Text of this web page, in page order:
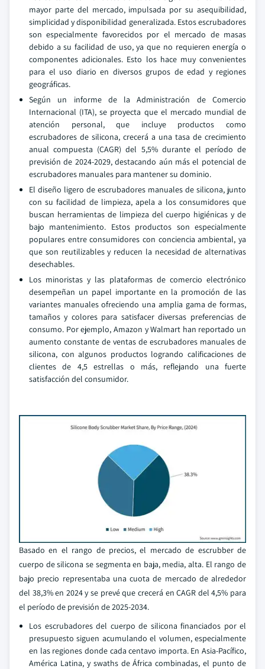
mayor parte del mercado, impulsada por su asequibilidad,
simplicidad y disponibilidad generalizada. Estos escrubadores
son especialmente favorecidos por el mercado de masas
debido a su facilidad de uso, ya que no requieren energía o
componentes adicionales. Esto los hace muy convenientes
para el uso diario en diversos grupos de edad y regiones
geográficas.
Según un informe de la Administración de Comercio
Internacional (ITA), se proyecta que el mercado mundial de
atención personal, que incluye productos como
escrubadores de silicona, crecerá a una tasa de crecimiento
anual compuesta (CAGR) del 5,5% durante el período de
previsión de 2024-2029, destacando aún más el potencial de
escrubadores manuales para mantener su dominio.
El diseño ligero de escrubadores manuales de silicona, junto
con su facilidad de limpieza, apela a los consumidores que
buscan herramientas de limpieza del cuerpo higiénicas y de
bajo mantenimiento. Estos productos son especialmente
populares entre consumidores con conciencia ambiental, ya
que son reutilizables y reducen la necesidad de alternativas
desechables.
Los minoristas y las plataformas de comercio electrónico
desempeñan un papel importante en la promoción de las
variantes manuales ofreciendo una amplia gama de formas,
tamaños y colores para satisfacer diversas preferencias de
consumo. Por ejemplo, Amazon y Walmart han reportado un
aumento constante de ventas de escrubadores manuales de
silicona, con algunos productos logrando calificaciones de
clientes de 4,5 estrellas o más, reflejando una fuerte
satisfacción del consumidor.
Basado en el rango de precios, el mercado de escrubber de
cuerpo de silicona se segmenta en baja, media, alta. El rango de
bajo precio representaba una cuota de mercado de alrededor
del 38,3% en 2024 y se prevé que crecerá en CAGR del 4,5% para
el período de previsión de 2025-2034.
Los escrubadores del cuerpo de silicona financiados por el
presupuesto siguen acumulando el volumen, especialmente
en las regiones donde cada centavo importa. En Asia-Pacífico,
América Latina, y swaths de África combinadas, el punto de